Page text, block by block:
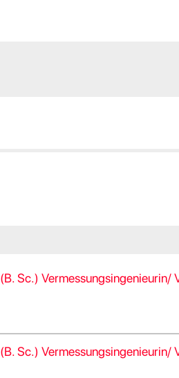
Sc.)
Sc.)